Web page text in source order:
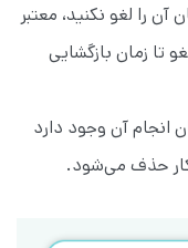
را لغو نکنید، معتبر
تا زمان بازگشایی
انجام آن وجود دارد
حذف می‌شود.